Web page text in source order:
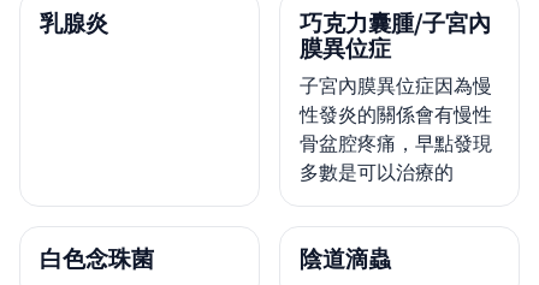
乳腺炎
巧克力囊腫/子宮內
膜異位症
子宮內膜異位症因為慢
性發炎的關係會有慢性
骨盆腔疼痛，早點發現
多數是可以治療的
白色念珠菌 陰道滴蟲